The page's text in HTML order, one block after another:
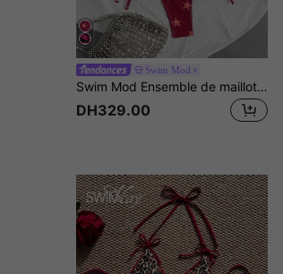
Swim Mod
Swim Mod Ensemble de maillot de bain bikini deux pièces sexy pour femme, col licou à nouer, imprimé étoiles, pour la plage en été
DH329.00